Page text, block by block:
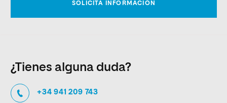
¿Tienes alguna duda?
+34 941 209 743